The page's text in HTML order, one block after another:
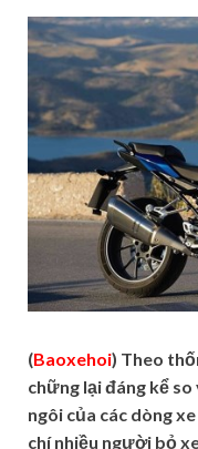
(Baoxehoi) Theo
chững lại đáng kể
ngôi của các dòng
chí nhiều người bỏ